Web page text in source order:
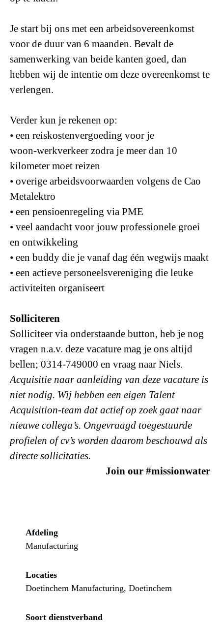
Je start bij ons met een arbeidsovereenkomst
voor de duur van 6 maanden. Bevalt de
samenwerking van beide kanten goed, dan
hebben wij de intentie om deze overeenkomst te
verlengen.
Verder kun je rekenen op:
• een reiskostenvergoeding voor je
woon‑werkverkeer zodra je meer dan 10
kilometer moet reizen
• overige arbeidsvoorwaarden volgens de Cao
Metalektro
• een pensioenregeling via PME
• veel aandacht voor jouw professionele groei
en ontwikkeling
• een buddy die je vanaf dag één wegwijs maakt
• een actieve personeelsvereniging die leuke
activiteiten organiseert
Solliciteren
Solliciteer via onderstaande button, heb je nog
vragen n.a.v. deze vacature mag je ons altijd
bellen; 0314-749000 en vraag naar Niels.
Acquisitie naar aanleiding van deze vacature is
niet nodig. Wij hebben een eigen Talent
Acquisition-team dat actief op zoek gaat naar
nieuwe collega’s. Ongevraagd toegestuurde
profielen of cv’s worden daarom beschouwd als
directe sollicitaties.
Join our #missionwater
Afdeling
Manufacturing
Locaties
Doetinchem Manufacturing, Doetinchem
Soort dienstverband